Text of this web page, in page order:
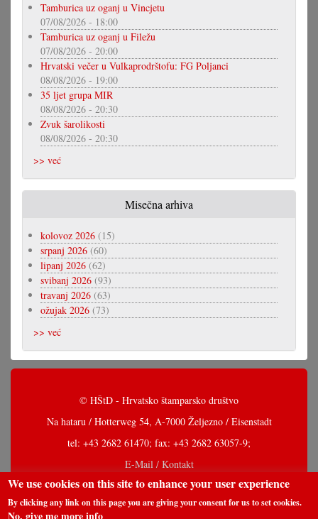
Tamburica uz oganj u Vincjetu
07/08/2026 - 18:00
Tamburica uz oganj u Filežu
07/08/2026 - 20:00
Hrvatski večer u Vulkaprodrštofu: FG Poljanci
08/08/2026 - 19:00
35 ljet grupa MIR
08/08/2026 - 20:30
Zvuk šarolikosti
08/08/2026 - 20:30
>> već
Misečna arhiva
kolovoz 2026 (15)
srpanj 2026 (60)
lipanj 2026 (62)
svibanj 2026 (93)
travanj 2026 (63)
ožujak 2026 (73)
>> već
© HŠtD - Hrvatsko štamparsko društvo
Na hataru / Hotterweg 54, A-7000 Željezno / Eisenstadt
tel: +43 2682 61470; fax: +43 2682 63057-9;
E-Mail / Kontakt
We use cookies on this site to enhance your user experience
By clicking any link on this page you are giving your consent for us to set cookies.
No, give me more info